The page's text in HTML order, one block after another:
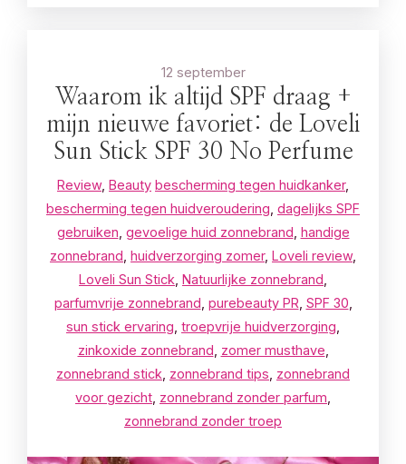
12 september
Waarom ik altijd SPF draag +
mijn nieuwe favoriet: de Loveli
Sun Stick SPF 30 No Perfume
Review, Beauty bescherming tegen huidkanker,
bescherming tegen huidveroudering dagelijks SPF
gebruiken gevoelige huid zonnebrand handige
zonnebrand huidverzorging zomer, Loveli review,
Loveli Sun Stick Natuurlijke zonnebrand
parfumvrije zonnebrand purebeauty PR SPF 30
sun stick ervaring troepvrije huidverzorging
zinkoxide zonnebrand zomer musthave
zonnebrand stick zonnebrand tips zonnebrand
voor gezicht zonnebrand zonder parfum
zonnebrand zonder troep